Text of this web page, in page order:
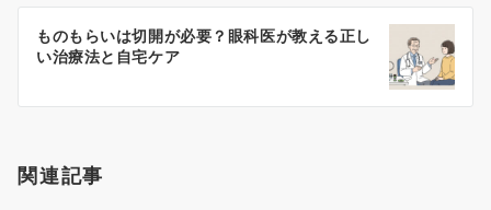
ン
ものもらいは切開が必要？眼科医が教える正し
い治療法と自宅ケア
関連記事